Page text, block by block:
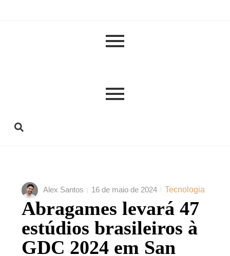
Alex Santos 16 de maio de 2024 Tecnologia
Abragames levará 47
estúdios brasileiros à
GDC 2024 em San